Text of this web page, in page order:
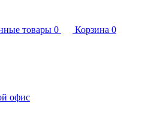
товары 0 Корзина 0
офис